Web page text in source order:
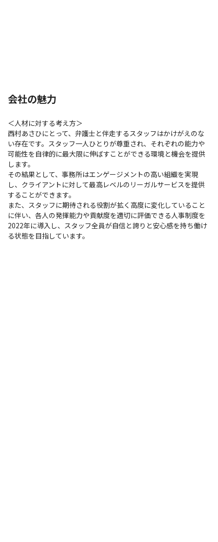
会社の魅力
＜人材に対する考え方＞
西村あさひにとって、弁護士と伴走するスタッフはかけがえのな
い存在です。スタッフ一人ひとりが尊重され、それぞれの能力や
可能性を自律的に最大限に伸ばすことができる環境と機会を提供
します。
その結果として、事務所はエンゲージメントの高い組織を実現
し、クライアントに対して最高レベルのリーガルサービスを提供
することができます。
また、スタッフに期待される役割が拡く高度に変化していること
に伴い、各人の発揮能力や貢献度を適切に評価できる人事制度を
2022年に導入し、スタッフ全員が自信と誇りと安心感を持ち働け
る状態を目指しています。